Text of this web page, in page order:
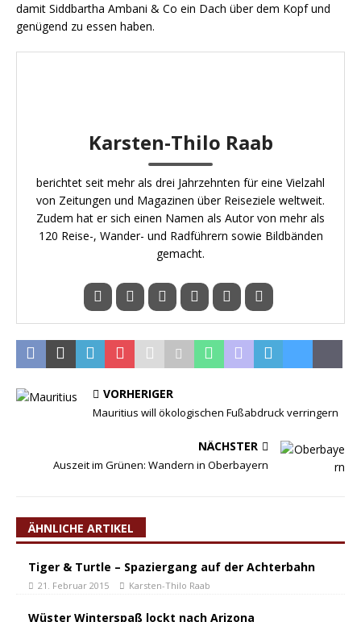
damit Siddbartha Ambani & Co ein Dach über dem Kopf und
genügend zu essen haben.
Karsten-Thilo Raab
berichtet seit mehr als drei Jahrzehnten für eine Vielzahl
von Zeitungen und Magazinen über Reiseziele weltweit.
Zudem hat er sich einen Namen als Autor von mehr als
120 Reise-, Wander- und Radführern sowie Bildbänden
gemacht.
VORHERIGER
Mauritius will ökologischen Fußabdruck verringern
NÄCHSTER
Auszeit im Grünen: Wandern in Oberbayern
ÄHNLICHE ARTIKEL
Tiger & Turtle – Spaziergang auf der Achterbahn
21. Februar 2015 Karsten-Thilo Raab
Wüster Winterspaß lockt nach Arizona